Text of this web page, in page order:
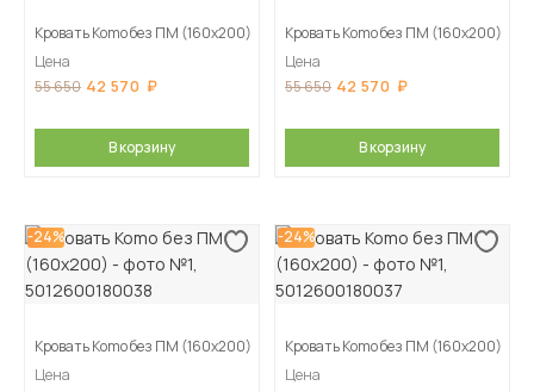
Кровать Komo без ПМ (160х200)
Цена
55 650 42 570
В корзину
Кровать Komo без ПМ (160х200)
Цена
55 650 42 570
В корзину
-24%
Кровать Komo без ПМ (160х200)
Цена
-24%
Кровать Komo без ПМ (160х200)
Цена